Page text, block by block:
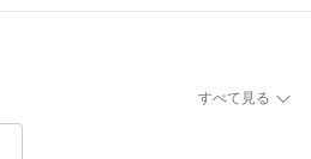
すべて見る